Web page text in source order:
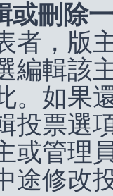
或刪除
者，版
編輯該
。如果
投票選
或管理
途修改